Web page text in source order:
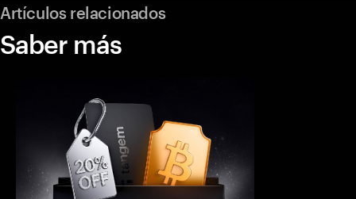
Artículos relacionados
Saber más